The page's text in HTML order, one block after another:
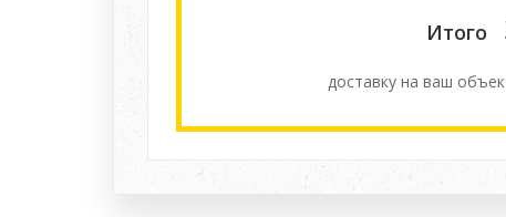
Итого
доставку на ваш